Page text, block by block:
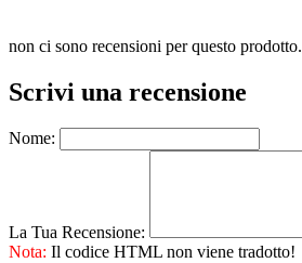
non ci sono recensioni per questo prodotto.
Scrivi una recensione
Nome:
La Tua Recensione:
Nota: Il codice HTML non viene tradotto!